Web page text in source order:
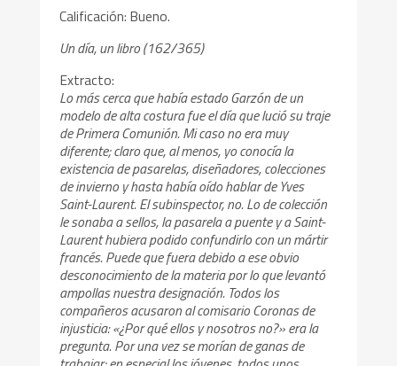
Calificación: Bueno.
Un día, un libro (162/365)
Extracto:
Lo más cerca que había estado Garzón de un
modelo de alta costura fue el día que lució su traje
de Primera Comunión. Mi caso no era muy
diferente; claro que, al menos, yo conocía la
existencia de pasarelas, diseñadores, colecciones
de invierno y hasta había oído hablar de Yves
Saint-Laurent. El subinspector, no. Lo de colección
le sonaba a sellos, la pasarela a puente y a Saint-
Laurent hubiera podido confundirlo con un mártir
francés. Puede que fuera debido a ese obvio
desconocimiento de la materia por lo que levantó
ampollas nuestra designación. Todos los
compañeros acusaron al comisario Coronas de
injusticia: «¿Por qué ellos y nosotros no?» era la
pregunta. Por una vez se morían de ganas de